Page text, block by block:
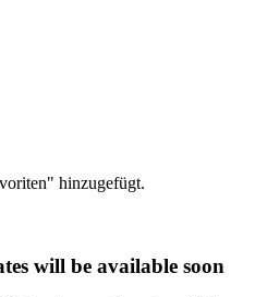
hinzugefügt.
will be available soon